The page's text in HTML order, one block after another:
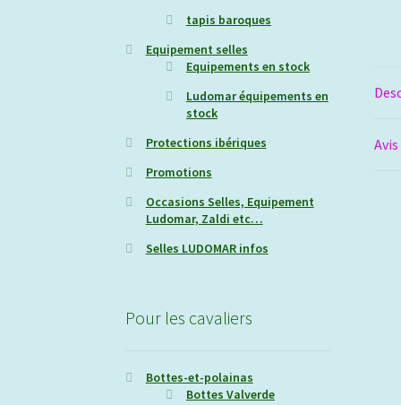
tapis baroques
Equipement selles
Equipements en stock
Ludomar équipements en
stock
Protections ibériques
Promotions
Occasions Selles, Equipement
Ludomar, Zaldi etc…
Selles LUDOMAR infos
Pour les cavaliers
Bottes-et-polainas
Bottes Valverde